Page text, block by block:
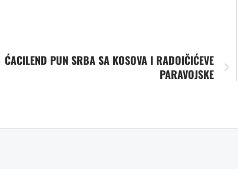
ĆACILEND PUN SRBA SA KOSOVA I RADOIČIĆEVE
PARAVOJSKE